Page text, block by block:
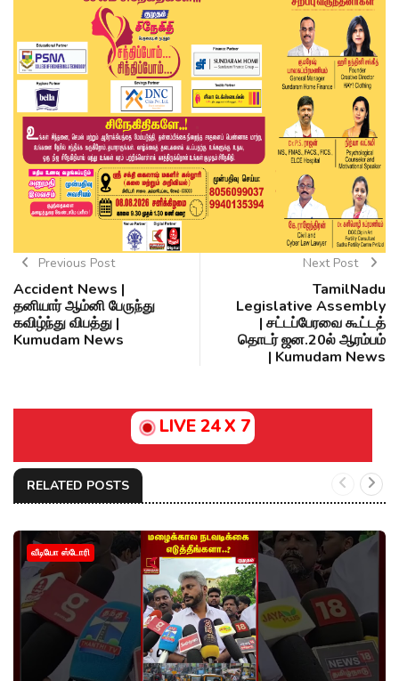
Previous Post
Accident News |
தனியார் ஆம்னி பேருந்து
கவிழ்ந்து விபத்து |
Kumudam News
Next Post
TamilNadu
Legislative Assembly
| சட்டப்பேரவை கூட்டத்
தொடர் ஜன.20ல் ஆரம்பம்
| Kumudam News
LIVE 24 X 7
RELATED POSTS
வீடியோ ஸ்டோரி